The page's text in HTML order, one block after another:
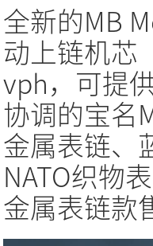
全新的MB
动上链机芯
vph，可提
协调的宝名
金属表链、
NATO织物
金属表链款